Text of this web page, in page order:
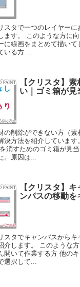
スタで一つのレイヤーに
ます。 このような方に
に線画をまとめて描いて
いる方 ...
【クリスタ】
い｜ゴミ箱が見
の削除ができない方（
決方法を紹介しています
消すためのゴミ箱が見
。原因は...
【クリスタ】
ンパスの移動を
スタでキャンパスからキ
介します。 このような
開いて作業する方 他の
選択して...